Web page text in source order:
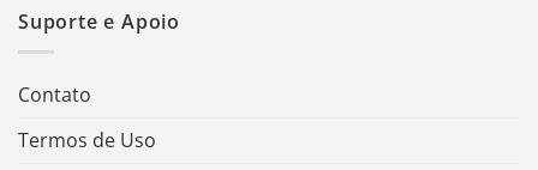
Suporte e Apoio
Contato
Termos de Uso